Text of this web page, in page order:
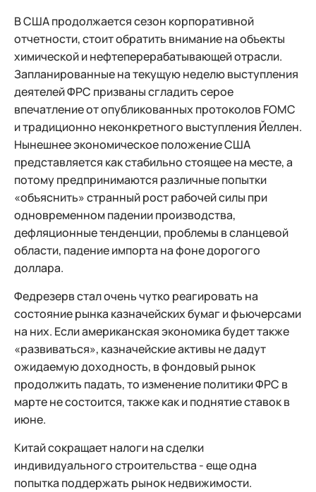
В США продолжается сезон корпоративной
отчетности, стоит обратить внимание на объекты
химической и нефтеперерабатывающей отрасли.
Запланированные на текущую неделю выступления
деятелей ФРС призваны сгладить серое
впечатление от опубликованных протоколов FOMC
и традиционно неконкретного выступления Йеллен.
Нынешнее экономическое положение США
представляется как стабильно стоящее на месте, а
потому предпринимаются различные попытки
«объяснить» странный рост рабочей силы при
одновременном падении производства,
дефляционные тенденции, проблемы в сланцевой
области, падение импорта на фоне дорогого
доллара.
Федрезерв стал очень чутко реагировать на
состояние рынка казначейских бумаг и фьючерсами
на них. Если американская экономика будет также
«развиваться», казначейские активы не дадут
ожидаемую доходность, в фондовый рынок
продолжить падать, то изменение политики ФРС в
марте не состоится, также как и поднятие ставок в
июне.
Китай сокращает налоги на сделки
индивидуального строительства - еще одна
попытка поддержать рынок недвижимости.